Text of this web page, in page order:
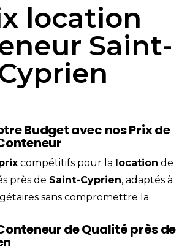
location
Saint-
Budget avec nos Prix de
compétitifs pour la location de
près de Saint-Cyprien, adaptés à
sans compromettre la
de Qualité près de